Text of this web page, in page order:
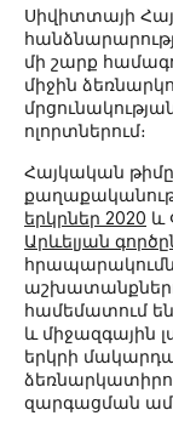
Սիվիտտայի
մի շարք
միջին
ոլորտներում։
Հայկական թիմը
երկրներ 2020 և
Արևելյան
համեմատում
և միջազգային
երկրի
զարգացման